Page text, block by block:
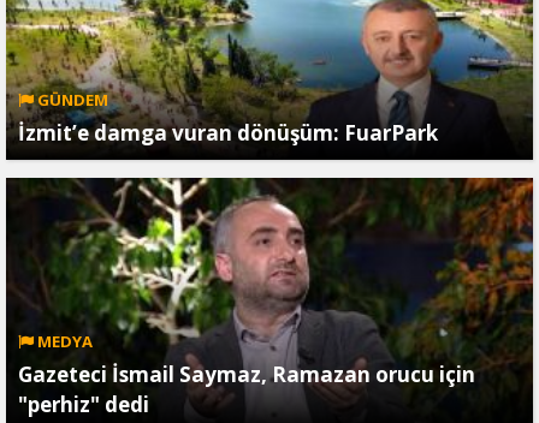
GÜNDEM
İzmit’e damga vuran dönüşüm: FuarPark
MEDYA
Gazeteci İsmail Saymaz, Ramazan orucu için
"perhiz" dedi